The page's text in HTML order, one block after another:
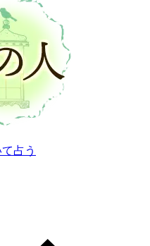
占う